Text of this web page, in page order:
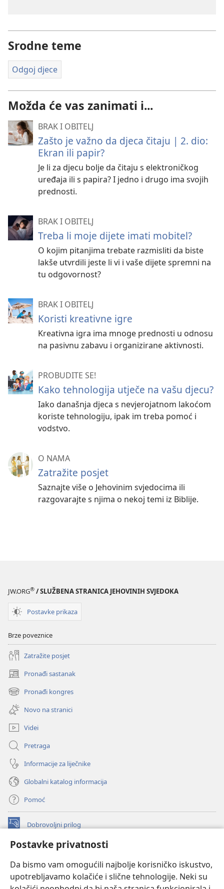
Postavke privatnosti
Da bismo vam omogućili najbolje korisničko iskustvo,
upotrebljavamo kolačiće i slične tehnologije. Neki su
Srodne teme
Odgoj djece
Možda će vas zanimati i...
BRAK I OBITELJ
Zašto je važno da djeca čitaju | 2. dio:
Ekran ili papir?
Je li za djecu bolje da čitaju s elektroničkog
uređaja ili s papira? I jedno i drugo ima svojih
prednosti.
BRAK I OBITELJ
Treba li moje dijete imati mobitel?
O kojim pitanjima trebate razmisliti da biste
lakše utvrdili jeste li vi i vaše dijete spremni na
tu odgovornost?
BRAK I OBITELJ
Koristi kreativne igre
Kreativna igra ima mnoge prednosti u odnosu
na pasivnu zabavu i organizirane aktivnosti.
PROBUDITE SE!
Kako tehnologija utječe na vašu djecu?
Iako današnja djeca s nevjerojatnom lakoćom
koriste tehnologiju, ipak im treba pomoć i
vodstvo.
O NAMA
Zatražite posjet
Saznajte više o Jehovinim svjedocima ili
razgovarajte s njima o nekoj temi iz Biblije.
JW.ORG® / SLUŽBENA STRANICA JEHOVINIH SVJEDOKA
Postavke prikaza
Brze poveznice
Zatražite posjet
Pronađi sastanak
(otvara
se
novi
prozor)
Pronađi kongres
(otvara
se
novi
prozor)
Novo na stranici
Videi
Pretraga
Informacije za liječnike
Globalni katalog informacija
Pomoć
Dobrovoljni prilog
(otvara
novi
INTERNETSKA BIBLIOTEKA Watchtower
se
novi
prozor)
JW Hub
(otvara